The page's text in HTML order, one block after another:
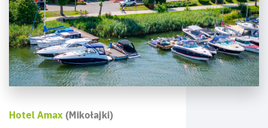
Hotel Amax (Mikołajki)